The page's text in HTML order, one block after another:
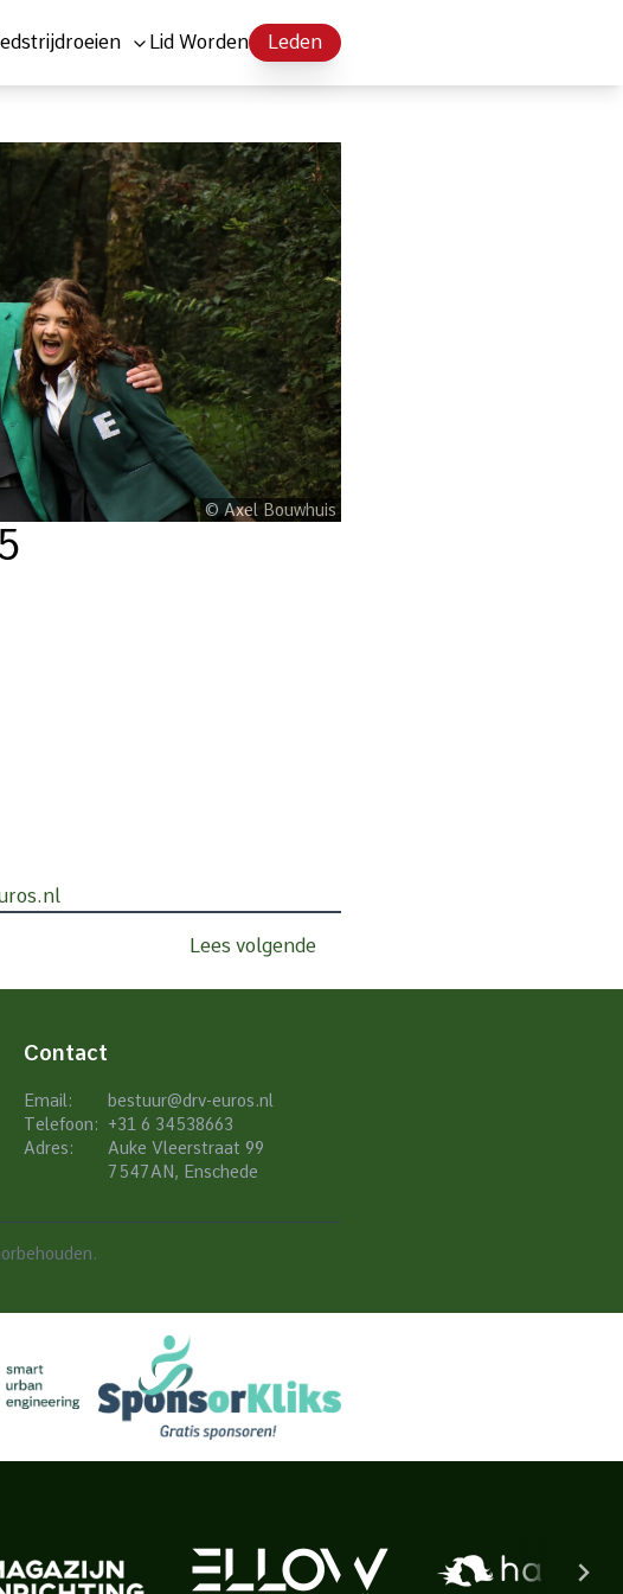
Lid Worden Leden
© Axel Bouwhuis
Lees volgende
Contact
Email:
Telefoon:
Adres:
bestuur@drv-euros.nl
+31 6 34538663
Auke Vleerstraat 99
7547AN, Enschede